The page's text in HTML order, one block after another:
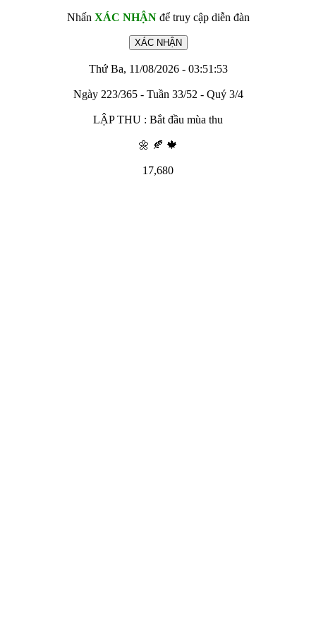
Nhấn XÁC NHẬNđể truy cập diễn đàn
Thứ Ba, 11/08/2026 - 03:51:53
Ngày 223/365 - Tuần 33/52 - Quý 3/4
LẬP THU : Bắt đầu mùa thu
🌼 🍂 🍁
17,680